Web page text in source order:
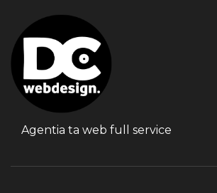
Agentia ta web full service